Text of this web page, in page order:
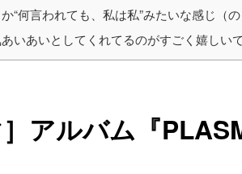
“何言われても、私は私”みたいな感じ（の
いあいとしてくれてるのがすごく嬉しい
アルバム『